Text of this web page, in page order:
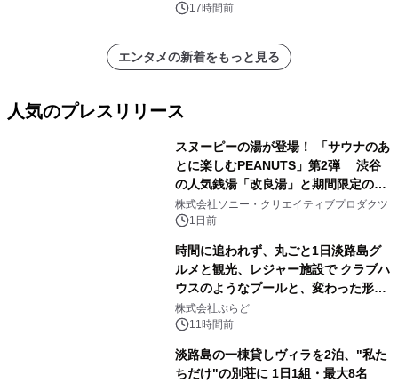
17時間前
エンタメの新着をもっと見る
人気のプレスリリース
スヌーピーの湯が登場！ 「サウナのあ
とに楽しむPEANUTS」第2弾 渋谷
の人気銭湯「改良湯」と期間限定のコ
ラボレーション サウナイキタイコラ
ボグッズも発売決定！
株式会社ソニー・クリエイティブプロダクツ
1日前
時間に追われず、丸ごと1日淡路島グ
ルメと観光、レジャー施設で クラブハ
ウスのようなプールと、変わった形の
サウナも 「THE BOXY AWAJI」のお
得な素泊まり連泊プランで
株式会社ぷらど
11時間前
淡路島の一棟貸しヴィラを2泊、"私た
ちだけ"の別荘に 1日1組・最大8名